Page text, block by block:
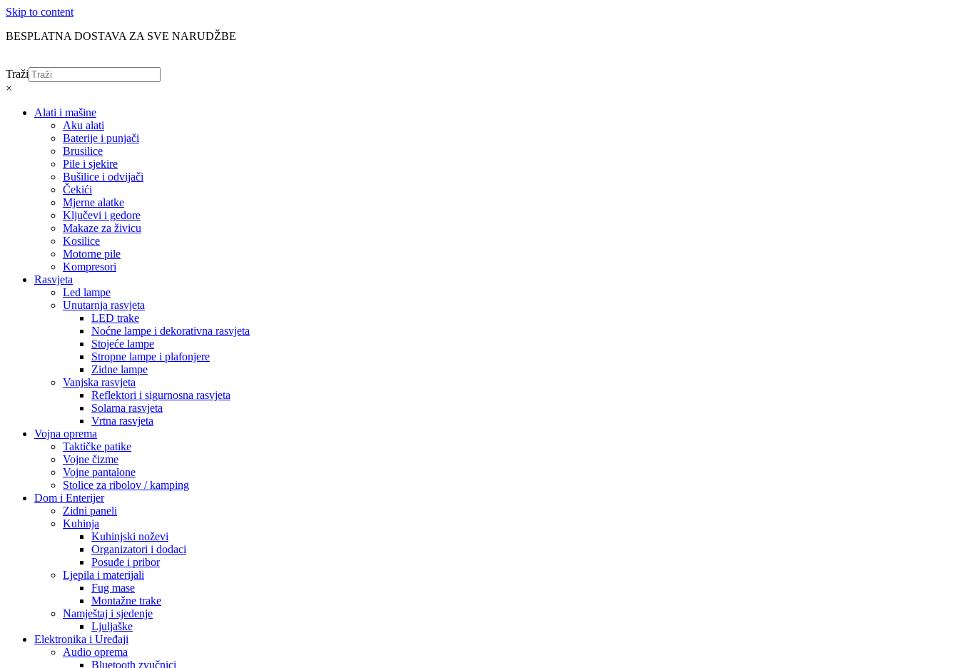
Skip to content
BESPLATNA DOSTAVA ZA SVE NARUDŽBE
Traži
×
Alati i mašine
Aku alati
Baterije i punjači
Brusilice
Pile i sjekire
Bušilice i odvijači
Čekići
Mjerne alatke
Ključevi i gedore
Makaze za živicu
Kosilice
Motorne pile
Kompresori
Rasvjeta
Led lampe
Unutarnja rasvjeta
LED trake
Noćne lampe i dekorativna rasvjeta
Stojeće lampe
Stropne lampe i plafonjere
Zidne lampe
Vanjska rasvjeta
Reflektori i sigurnosna rasvjeta
Solarna rasvjeta
Vrtna rasvjeta
Vojna oprema
Taktičke patike
Vojne čizme
Vojne pantalone
Stolice za ribolov / kamping
Dom i Enterijer
Zidni paneli
Kuhinja
Kuhinjski noževi
Organizatori i dodaci
Posuđe i pribor
Ljepila i materijali
Fug mase
Montažne trake
Namještaj i sjedenje
Ljuljaške
Elektronika i Uređaji
Audio oprema
Bluetooth zvučnici